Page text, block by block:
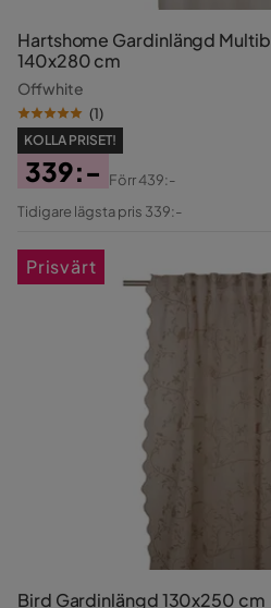
Hartshome Gardinlängd
140x280 cm
Offwhite
(1)
KOLLA PRISET!
Pris
339:-
Original
Förr439:-
Tidigare lägsta pris 339:-
Bird Gardinlängd 130x250 cm
Prisvärt